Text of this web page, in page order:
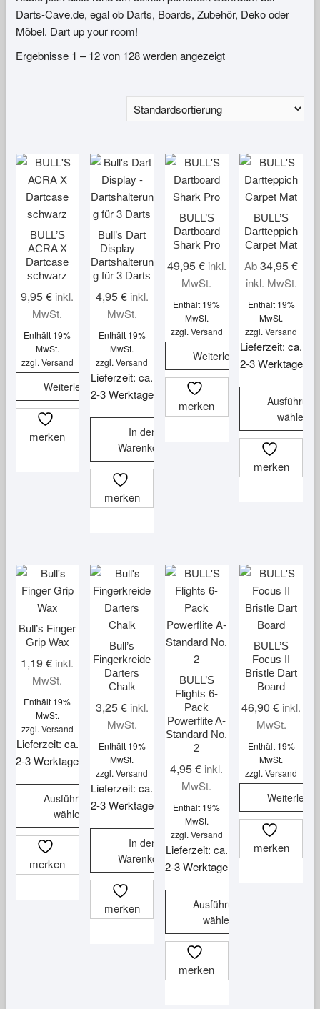
Darts-Cave.de, egal ob Darts, Boards, Zubehör, Deko oder
Möbel. Dart up your room!
Ergebnisse 1 – 12 von 128 werden angezeigt
BULL’S
ACRA X
Dartcase
schwarz
9,95€ inkl.
MwSt.
Enthält 19%
MwSt.
zzgl. Versand
Weiterlesen
merken
Bull’s Dart
Display –
Dartshalterun
g für 3 Darts
4,95€ inkl.
MwSt.
Enthält 19%
MwSt.
zzgl.Versand
Lieferzeit: ca.
2-3 Werktage
In den
Warenkorb
merken
BULL’S
Dartboard
Shark Pro
49,95€ inkl.
MwSt.
Enthält 19%
MwSt.
zzgl. Versand
Weiterlesen
merken
BULL’S
Dartteppich
Carpet Mat
Ab 34,95€
inkl. MwSt.
Enthält 19%
MwSt.
zzgl.Versand
Lieferzeit: ca.
2-3 Werktage
Ausführung
wählen
Dieses
Produkt
weist
können
auf
der
gewählt
werden
merken
Bull’s Finger
Grip Wax
1,19€ inkl.
MwSt.
Enthält 19%
MwSt.
zzgl. Versand
Lieferzeit: ca.
2-3 Werktage
Ausführung
wählen
Dieses
Produkt
weist
merken
Bull’s
Fingerkreide
Darters
Chalk
3,25€ inkl.
MwSt.
Enthält 19%
MwSt.
zzgl.Versand
Lieferzeit: ca.
2-3 Werktage
In den
Warenkorb
merken
BULL’S
Flights 6-
Pack
Powerflite A-
Standard No.
2
4,95€ inkl.
MwSt.
Enthält 19%
MwSt.
zzgl. Versand
Lieferzeit: ca.
2-3 Werktage
Ausführung
wählen
Dieses
Produkt
weist
merken
BULL’S
Focus II
Bristle Dart
Board
46,90€ inkl.
MwSt.
Enthält 19%
MwSt.
zzgl.Versand
merken